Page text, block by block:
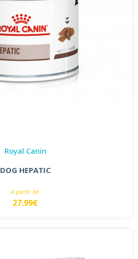
Royal Canin
DOG HEPATIC
à partir de
27.99€